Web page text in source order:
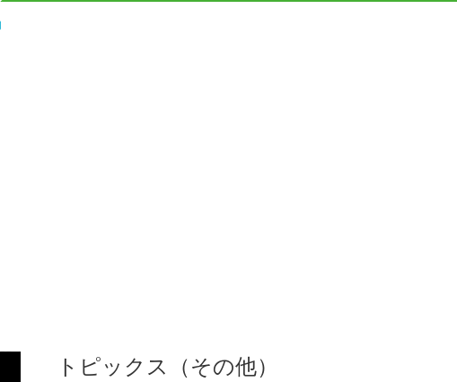
トピックス（その他）